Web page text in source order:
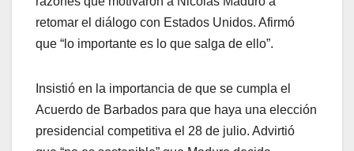
retomar el diálogo con Estados Unidos. Afirmó
que “lo importante es lo que salga de ello”.
Insistió en la importancia de que se cumpla el
Acuerdo de Barbados para que haya una elección
presidencial competitiva el 28 de julio. Advirtió